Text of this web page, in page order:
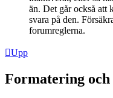
än. Det går också att
svara på den.
forumreglerna.
Upp
Formatering